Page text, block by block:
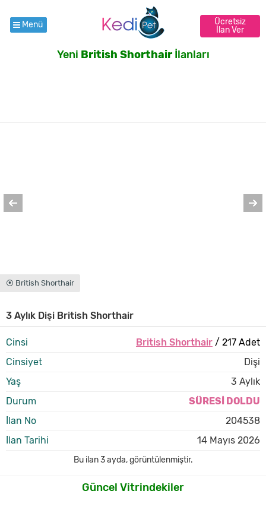
Menü
Ücretsiz
İlan Ver
Yeni British Shorthairİlanları
⦿ British Shorthair
3 Aylık Dişi British Shorthair
Cinsi British Shorthair/ 217 Adet
Cinsiyet
Dişi
Yaş
3 Aylık
Durum
SÜRESİ DOLDU
İlan No
204538
İlan Tarihi
14 Mayıs 2026
Bu ilan3 ayda,görüntülenmiştir.
Güncel Vitrindekiler